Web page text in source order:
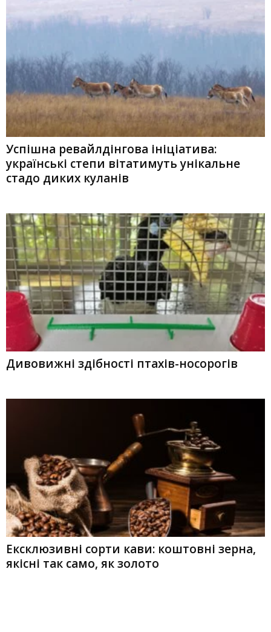
Успішна ревайлдінгова ініціатива:
українські степи вітатимуть унікальне
стадо диких куланів
Дивовижні здібності птахів-носорогів
Ексклюзивні сорти кави: коштовні зерна,
якісні так само, як золото